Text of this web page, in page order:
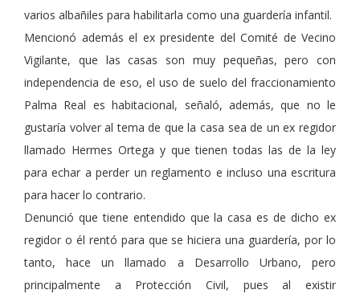
varios albañiles para habilitarla como una guardería infantil.
Mencionó además el ex presidente del Comité de Vecino
Vigilante, que las casas son muy pequeñas, pero con
independencia de eso, el uso de suelo del fraccionamiento
Palma Real es habitacional, señaló, además, que no le
gustaría volver al tema de que la casa sea de un ex regidor
llamado Hermes Ortega y que tienen todas las de la ley
para echar a perder un reglamento e incluso una escritura
para hacer lo contrario.
Denunció que tiene entendido que la casa es de dicho ex
regidor o él rentó para que se hiciera una guardería, por lo
tanto, hace un llamado a Desarrollo Urbano, pero
principalmente a Protección Civil, pues al existir